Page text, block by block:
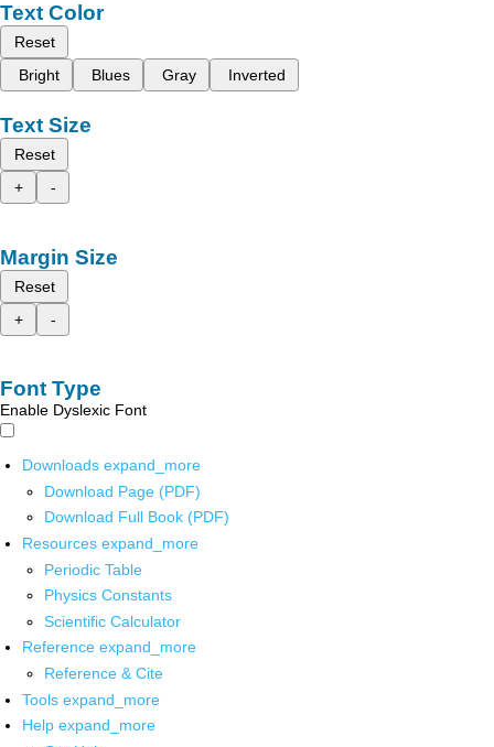
Text Color
Reset
Bright
Blues Gray Inverted
Text Size
Reset
+
-
Margin Size
Reset
+
-
Font Type
Enable Dyslexic Font
Downloads expand_more
Download Page (PDF)
Download Full Book (PDF)
Resources expand_more
Periodic Table
Physics Constants
Scientific Calculator
Reference expand_more
Reference & Cite
Tools expand_more
Help expand_more